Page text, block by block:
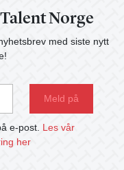
Norge
med siste nytt
e-post. Les vår
her